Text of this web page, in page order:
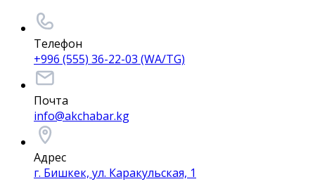
Телефон
+996 (555) 36-22-03 (WA/TG)
Почта
info@akchabar.kg
Адрес
г. Бишкек, ул. Каракульская, 1